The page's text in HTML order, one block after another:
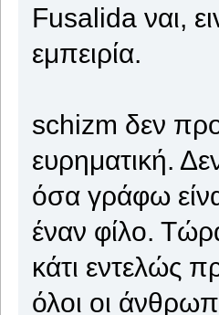
Fusalida ναι,
εμπειρία.
schizm δεν
ευρηματική.
όσα γράφω
έναν φίλο.
κάτι εντελώς
όλοι οι